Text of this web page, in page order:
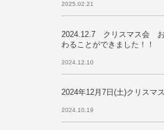
2025.02.21
2024.12.7 クリスマス会 お
わることができました！！
2024.12.10
2024年12月7日(土)クリスマ
2024.10.19